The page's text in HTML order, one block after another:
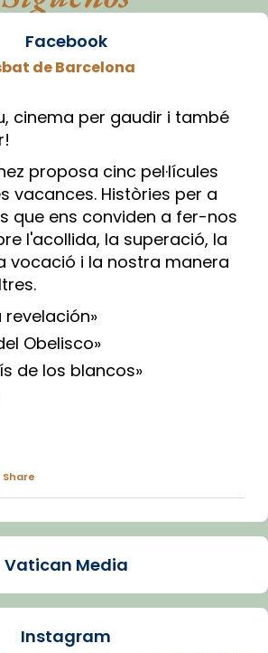
Facebook
de Barcelona
cinema per gaudir i també
proposa cinc pel·lícules
vacances. Històries per a
que ens conviden a fer-nos
l'acollida, la superació, la
vocació i la nostra manera
revelación»
Obelisco»
de los blancos»
Share
de Barcelona
patir depressió. Fa gairebé
Lluís Companys, la
Vatican Media
Instagram